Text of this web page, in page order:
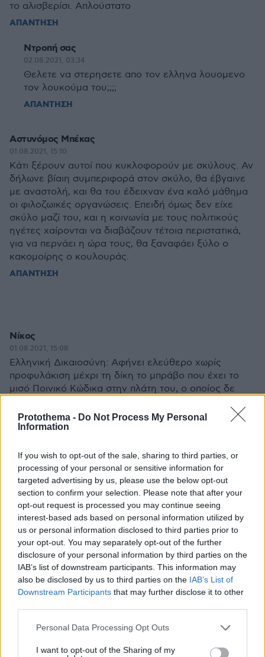
Protothema - Do Not Process My Personal
Information
If you wish to opt-out of the sale, sharing to third parties, or
processing of your personal or sensitive information for
targeted advertising by us, please use the below opt-out
section to confirm your selection. Please note that after your
opt-out request is processed you may continue seeing
interest-based ads based on personal information utilized by
us or personal information disclosed to third parties prior to
your opt-out. You may separately opt-out of the further
disclosure of your personal information by third parties on the
IAB’s list of downstream participants. This information may
also be disclosed by us to third parties on the IAB’s List of
Downstream Participants that may further disclose it to other
Please note that this website/app uses one or more Google
not limited to your visit or usage behaviour. You may click to
Personal Data Processing Opt Outs
I want to opt-out of the Sharing of my
το αλισβερίσι. Απλούστατο
ΑΠΑΝΤΗΣΗ
Ντροπή σας
02.08.2021, 03:34
Θελετε να στερησετε απο τον ελληνα λουομενο
τον λουκούμα του;;;;
ΑΠΑΝΤΗΣΗ
Αστυνόμος Μπέκας
01.08.2021, 15:10
Κάτι ξέρουν αυτοί που κυκλοφορούν με σκύλους. Αν
δήλωνε βίαιη συμπεριφορά στον σκύλο, θα έβγαινε
με αναστολή, και θα του έδειχναν ένα καλό μάθημα
οι φιλοζωικές οργανώσεις. Επειδή όμως δεν είχε
σκύλο μαζί του, και η κοινωνία με τους πολιτικούς
ηγέτες χαίρονται να διαβάζουν τέτοια περιστατικά,
για να περνάει η ώρα τους, θα ξαναφάει ξύλο ο
κακομοίρης ο κουλουράς.
ΑΠΑΝΤΗΣΗ
Νίκος
01.08.2021, 15:08
Ελληνική Δικαιοσύνη: Αφήνει ελεύθερο χωρίς
προφυλάκιση μέχρι τη δίκη το μπράβο που έχει το
μισό Ποινικό Κώδικα στην πλάτη του, ο οποίος δε
τελέσει νέα αδικήματα μέχρι να δικαστεί.
Ταυτόχρονα, προφυλακίζει το γλοιώδη Φιλιππίδη γιατί
τύπος έχει χαθεί από προσώπου γης μην αντέχοντας
την ξεφτίλα και είναι τόσο αναγνωρίσιμος που όποιος
τον δει τον φτύνει. Δε μπορώ να πω, η Δικαιοσύνη
δεν είναι τυφλή. Είναι τελείως αλλοίθωρη. Να
περάσει παρακαλώ.
ΑΠΑΝΤΗΣΗ
Νικολας
01.08.2021, 14:48
Ο λουκουμας του δροσου στην βαρη ολα τα λεφτα
πολυ special !
01.08.2021, 19:51